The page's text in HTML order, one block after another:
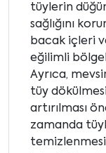
tüylerin
sağlığını
bacak içleri
eğilimli
Ayrıca,
tüy
artırılması
zamanda